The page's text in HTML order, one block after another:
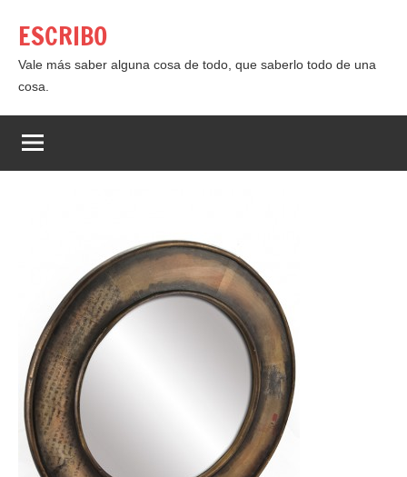
contenido
ESCRIBO
Vale más saber alguna cosa de todo, que saberlo todo de una
cosa.